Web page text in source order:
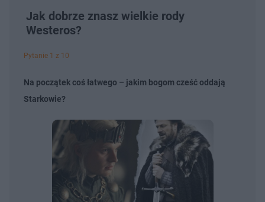
Jak dobrze znasz wielkie rody
Westeros?
Pytanie 1 z 10
Na początek coś łatwego – jakim bogom cześć oddają
Starkowie?